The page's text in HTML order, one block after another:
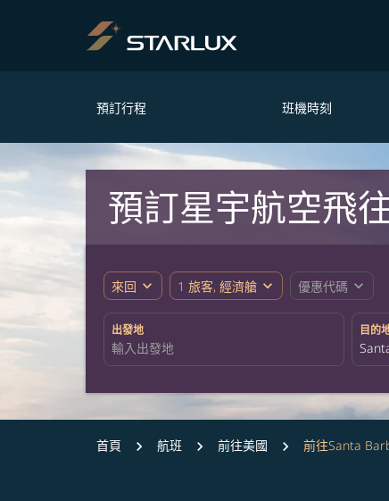
預訂行程 班機時刻
預訂星宇航空飛
來回 expand_more 1 旅客, 經濟艙 expand_more 優惠代碼 expand_more
出發地 目的
首頁 航班 前往美國 前往Santa